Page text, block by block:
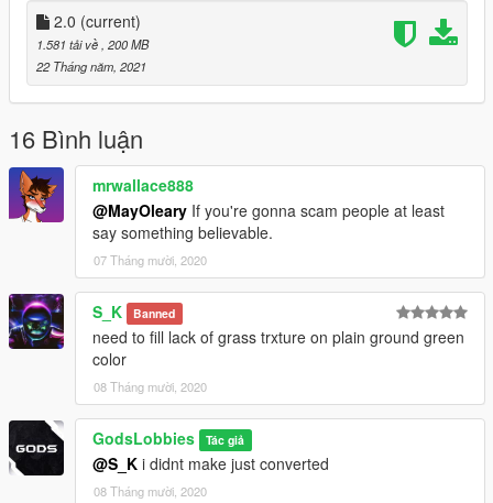
Location -
X - 15741.9
Y - 530.543
Z - 92.1832
2.0 (current)
1.581 tải về , 200 MB
22 Tháng năm, 2021
16 Bình luận
mrwallace888
@MayOleary If you're gonna scam people at least
say something believable.
07 Tháng mười, 2020
S_K Banned
need to fill lack of grass trxture on plain ground green
color
08 Tháng mười, 2020
GodsLobbies Tác giả
@S_K i didnt make just converted
08 Tháng mười, 2020